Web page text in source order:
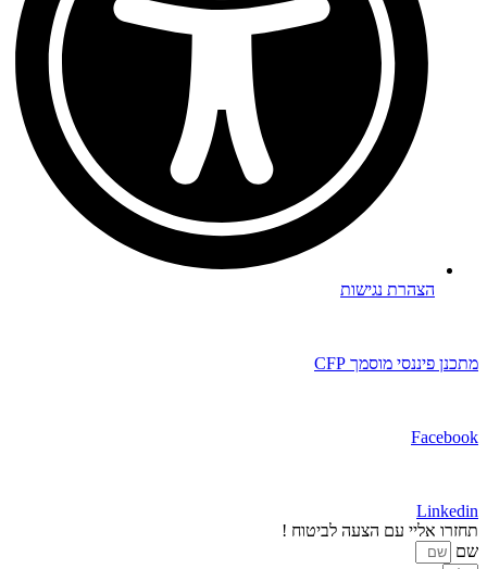
הצהרת נגישות
מתכנן פיננסי מוסמך CFP​
Facebook
Linkedin
תחזרו אליי עם הצעה לביטוח !
שם